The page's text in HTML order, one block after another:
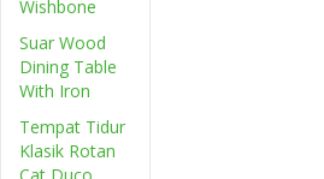
Wishbone
Suar Wood
Dining Table
With Iron
Tempat Tidur
Klasik Rotan